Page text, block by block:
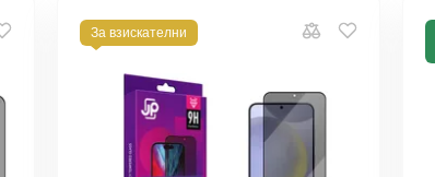
За взискателни